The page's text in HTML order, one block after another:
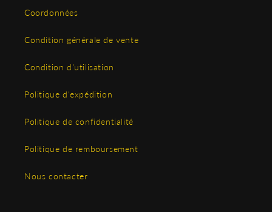
Coordonnées
Condition générale de vente
Condition d'utilisation
Politique d'expédition
Politique de confidentialité
Politique de remboursement
Nous contacter